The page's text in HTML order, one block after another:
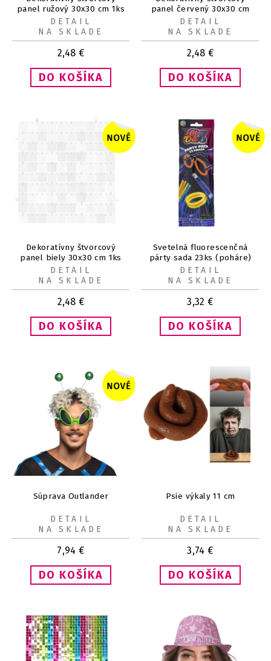
panel ružový 30x30 cm 1ks
2,48 €
DETAIL
NA SKLADE
panel červený 30x30 cm
1ks
2,48 €
DETAIL
NA SKLADE
Dekoratívny štvorcový
panel biely 30x30 cm 1ks
2,48 €
DETAIL
NA SKLADE
Svetelná fluorescenčná
párty sada 23ks (poháre)
3,32 €
DETAIL
NA SKLADE
Súprava Outlander
7,94 €
DETAIL
NA SKLADE
Psie výkaly 11 cm
3,74 €
DETAIL
NA SKLADE